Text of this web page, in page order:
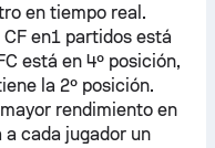
en tiempo real.
en1 partidos está
está en 4º posición,
la 2º posición.
rendimiento en
a cada jugador un